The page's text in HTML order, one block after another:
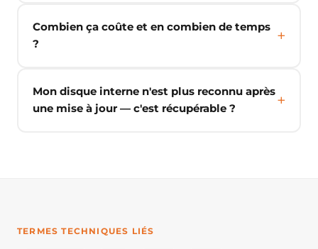
Combien ça coûte et en combien de temps
?
Mon disque interne n'est plus reconnu après
une mise à jour — c'est récupérable ?
TERMES TECHNIQUES LIÉS